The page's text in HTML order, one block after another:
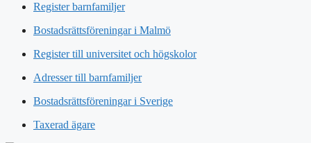
Register barnfamiljer
Bostadsrättsföreningar i Malmö
Register till universitet och högskolor
Adresser till barnfamiljer
Bostadsrättsföreningar i Sverige
Taxerad ägare